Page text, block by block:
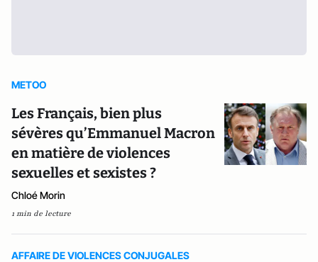
METOO
Les Français, bien plus
sévères qu’Emmanuel Macron
en matière de violences
sexuelles et sexistes ?
Chloé Morin
1 min de lecture
AFFAIRE DE VIOLENCES CONJUGALES